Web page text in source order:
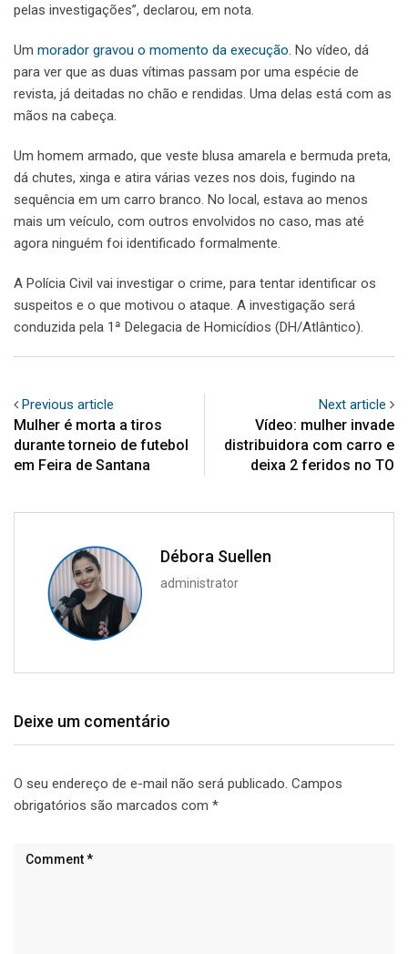
pelas investigações”, declarou, em nota.
Um morador gravou o momento da execução. No vídeo, dá
para ver que as duas vítimas passam por uma espécie de
revista, já deitadas no chão e rendidas. Uma delas está com as
mãos na cabeça.
Um homem armado, que veste blusa amarela e bermuda preta,
dá chutes, xinga e atira várias vezes nos dois, fugindo na
sequência em um carro branco. No local, estava ao menos
mais um veículo, com outros envolvidos no caso, mas até
agora ninguém foi identificado formalmente.
A Polícia Civil vai investigar o crime, para tentar identificar os
suspeitos e o que motivou o ataque. A investigação será
conduzida pela 1ª Delegacia de Homicídios (DH/Atlântico).
Previous article
Mulher é morta a tiros
durante torneio de futebol
em Feira de Santana
Next article
Vídeo: mulher invade
distribuidora com carro e
deixa 2 feridos no TO
Débora Suellen
administrator
Deixe um comentário
O seu endereço de e-mail não será publicado. Campos
obrigatórios são marcados com *